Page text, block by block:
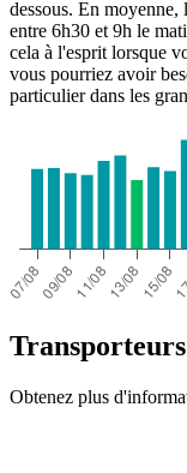
dessous. En moyenne,
entre 6h30 et 9h le
cela à l'esprit lorsque
vous pourriez avoir
particulier dans les
Obtenez plus